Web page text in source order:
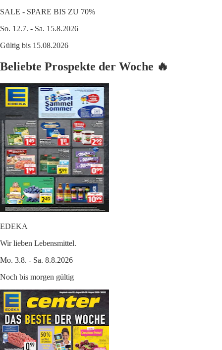
SALE - SPARE BIS ZU 70%
So. 12.7. - Sa. 15.8.2026
Gültig bis 15.08.2026
Beliebte Prospekte der Woche 🔥
EDEKA
Wir lieben Lebensmittel.
Mo. 3.8. - Sa. 8.8.2026
Noch bis morgen gültig